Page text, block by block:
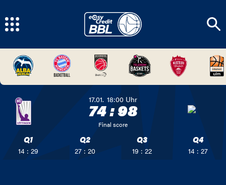
17.01. 18:00 Uhr
74:98
Final score
Q1
14 : 29
Q2
27 : 20
Q3
19 : 22
Q4
14 : 27